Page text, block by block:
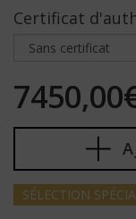
Certificat
SÉLECTION